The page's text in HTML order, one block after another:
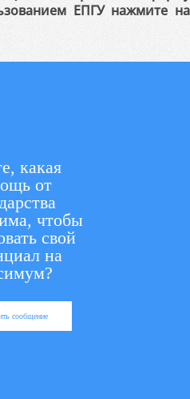
ЕПГУ нажмите на
какая
от
чтобы
свой
на
сообщение